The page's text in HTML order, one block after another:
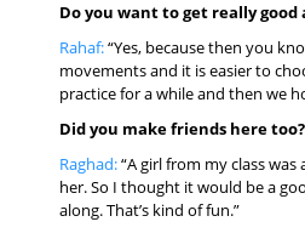
Do you want to get really good
Rahaf:“Yes, because then you
movements and it is easier to
practice for a while and then we
Did you make friends here too?
Raghad:“A girl from my class
her. So I thought it would be a
along. That’s kind of fun.”